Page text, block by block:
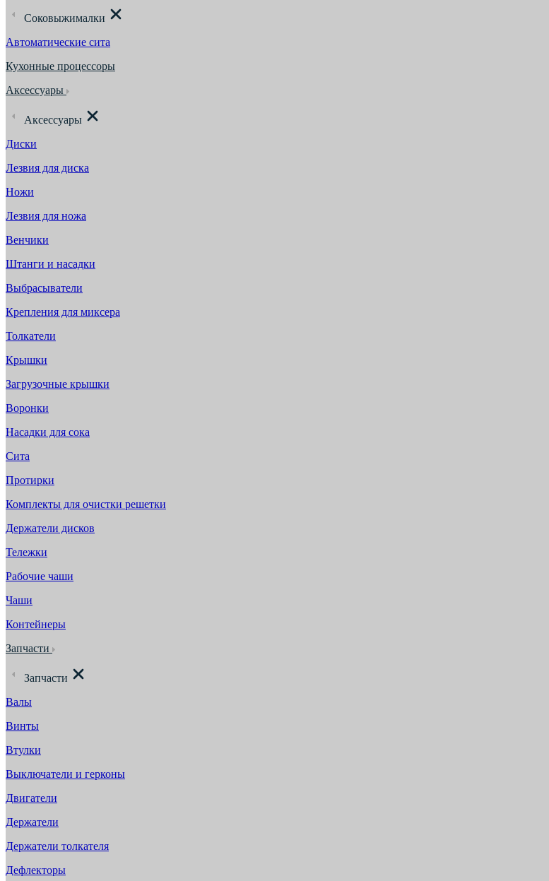
Соковыжималки
Автоматические сита
Кухонные процессоры
Аксессуары
Аксессуары
Диски
Лезвия для диска
Ножи
Лезвия для ножа
Венчики
Штанги и насадки
Выбрасыватели
Крепления для миксера
Толкатели
Крышки
Загрузочные крышки
Воронки
Насадки для сока
Сита
Протирки
Комплекты для очистки решетки
Держатели дисков
Тележки
Рабочие чаши
Чаши
Контейнеры
Запчасти
Запчасти
Валы
Винты
Втулки
Выключатели и герконы
Двигатели
Держатели
Держатели толкателя
Дефлекторы